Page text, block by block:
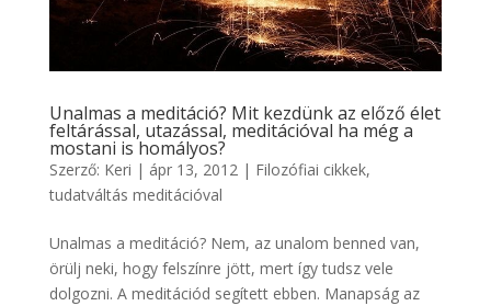
Unalmas a meditáció? Mit kezdünk az előző élet
feltárással, utazással, meditációval ha még a
mostani is homályos?
Szerző: Keri | ápr 13, 2012 | Filozófiai cikkek,
tudatváltás meditációval
Unalmas a meditáció? Nem, az unalom benned van,
örülj neki, hogy felszínre jött, mert így tudsz vele
dolgozni. A meditációd segített ebben. Manapság az